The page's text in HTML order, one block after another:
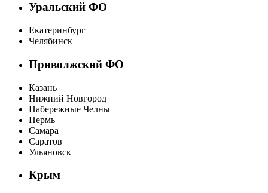
Уральский ФО
Екатеринбург
Челябинск
Приволжский ФО
Казань
Нижний Новгород
Набережные Челны
Пермь
Самара
Саратов
Ульяновск
Крым